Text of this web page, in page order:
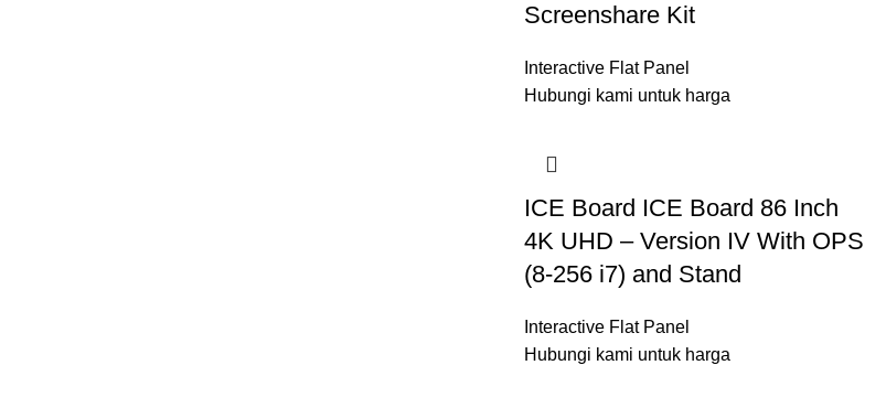
Screenshare Kit
Interactive Flat Panel
Hubungi kami untuk harga
ICE Board ICE Board 86 Inch
4K UHD – Version IV With OPS
(8-256 i7) and Stand
Interactive Flat Panel
Hubungi kami untuk harga